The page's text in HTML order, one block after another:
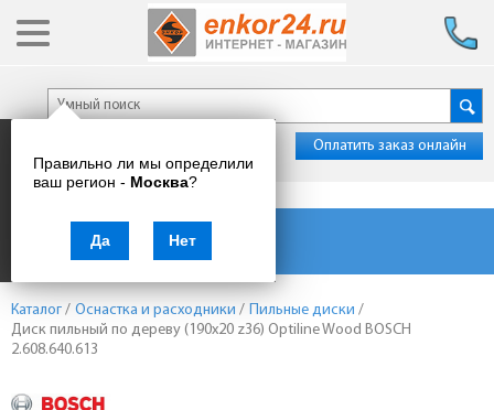
Правильно ли мы определили
ваш регион - Москва?
Да Нет
Оплатить заказ онлайн
Каталог товаров
Каталог / Оснастка и расходники / Пильные диски /
Диск пильный по дереву (190x20 z36) Optiline Wood BOSCH
2.608.640.613